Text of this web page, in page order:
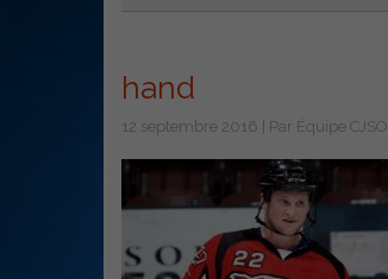
hand
12 septembre 2016 | Par Équipe CJSO